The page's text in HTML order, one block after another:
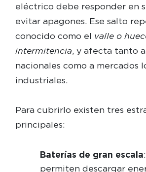
eléctrico debe responder en
evitar apagones. Ese salto
conocido como el valle o
intermitencia, y afecta tanto
nacionales como a mercados
industriales.
Para cubrirlo existen tres
principales:
Baterías de gran escala:
permiten descargar